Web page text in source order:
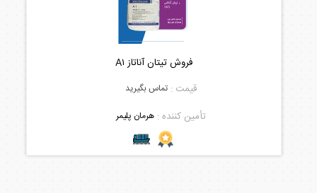
فروش تیتان آناتاز A۱
قیمت :تماس بگیرید
تأمین کننده : هرمان پلیمر